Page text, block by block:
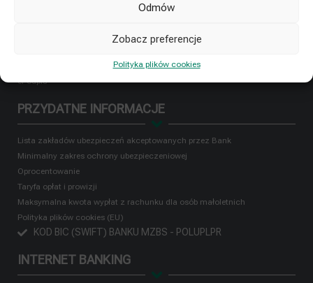
Odmów
Zobacz preferencje
Polityka plików cookies
ePodpis
PRZYDATNE INFORMACJE
Lista zakładów ubezpieczeń akceptowanych przez Bank
Minimalny zakres ochrony ubezpieczeniowej
Oprocentowanie
Taryfa opłat i prowizji
Maksymalna kwota wypłat z rachunku dla osób małoletnich
Polityka plików cookies (EU)
KOD BIC (SWIFT) BANKU MZBS - POLUPLPR
INTERNET BANKING